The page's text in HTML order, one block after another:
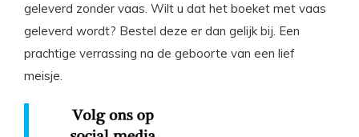
geleverd zonder vaas. Wilt u dat het boeket met vaas
geleverd wordt? Bestel deze er dan gelijk bij. Een
prachtige verrassing na de geboorte van een lief
meisje.